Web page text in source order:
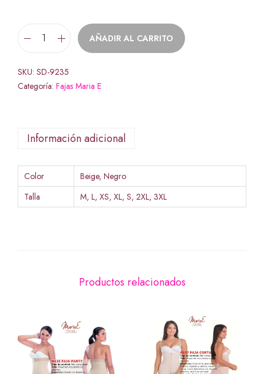
AÑADIR AL CARRITO
SKU: SD-9235
Categoría: Fajas Maria E
Información adicional
Color
Beige, Negro
Talla
M, L, XS, XL, S, 2XL, 3XL
Productos relacionados